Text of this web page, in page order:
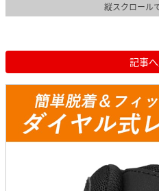
縦スクロール
記事